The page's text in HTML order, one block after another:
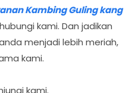
Kambing Guling kang
kami. Dan jadikan
menjadi lebih meriah,
kami.
kami.